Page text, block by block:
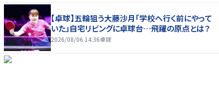
【卓球】五輪狙う大藤沙月「学校へ行く前にやって
いた」自宅リビングに卓球台…飛躍の原点とは？
2026/08/06 14:36卓球